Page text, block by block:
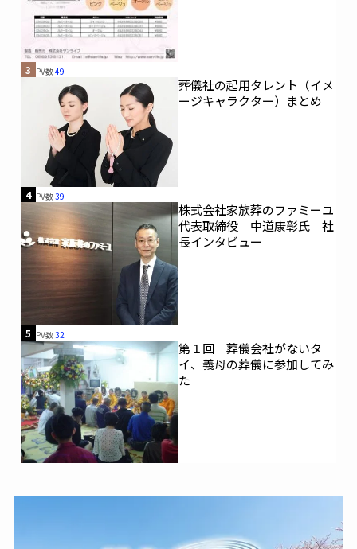
3 PV数49
葬儀社の起用タレント（イメ
ージキャラクター）まとめ
4 PV数39
株式会社家族葬のファミーユ
代表取締役 中道康彰氏 社
長インタビュー
5 PV数32
第１回 葬儀会社がないタ
イ、義母の葬儀に参加してみ
た